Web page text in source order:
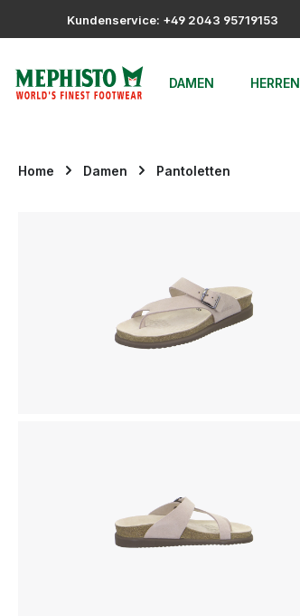
Hauptinhalt springen
Zur Suche springen
Zur Hauptnavigation springen
Kundenservice: +49 2043 95719153
DAMEN HERREN
Home Damen Pantoletten